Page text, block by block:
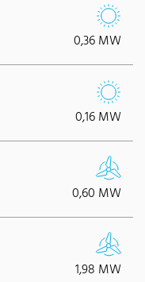
0,36 MW
0,16 MW
0,60 MW
1,98 MW